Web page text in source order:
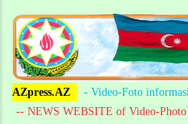
AZpress.AZ
- Video-Foto
-- NEWS WEBSITE of Video-